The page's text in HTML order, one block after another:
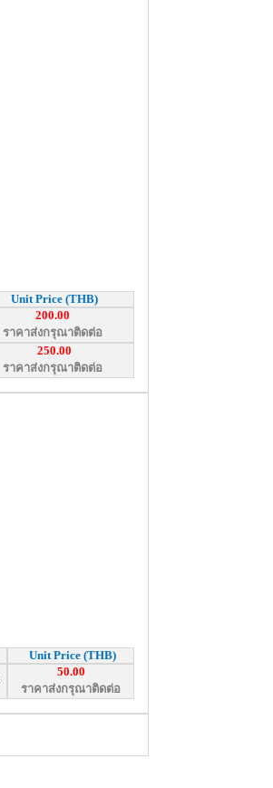
Unit Price (THB)
200.00
ราคาส่งกรุณาติดต่อ
250.00
ราคาส่งกรุณาติดต่อ
Unit Price (THB)
50.00
ราคาส่งกรุณาติดต่อ